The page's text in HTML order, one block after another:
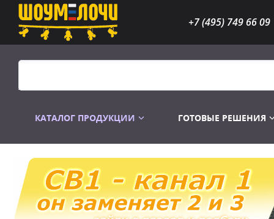
+7 (495) 749 66 09
КАТАЛОГ ПРОДУКЦИИ
Распродажа Лампы
ГОТОВЫЕ РЕШЕНИЯ